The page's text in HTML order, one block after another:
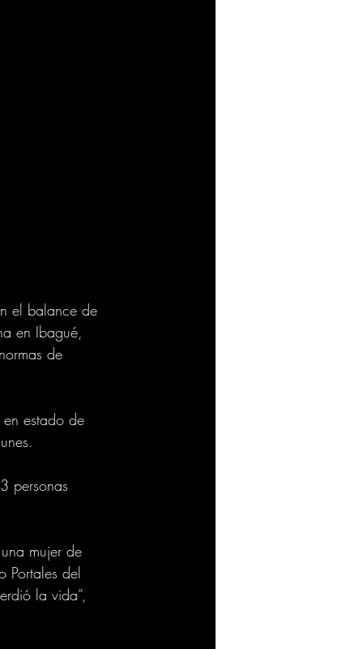
el balance de
en Ibagué,
de
estado de
personas
mujer de
Portales del
la vida”,